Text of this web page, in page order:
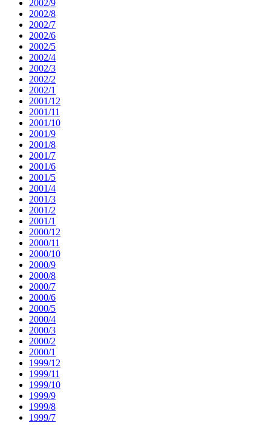
2002/9
2002/8
2002/7
2002/6
2002/5
2002/4
2002/3
2002/2
2002/1
2001/12
2001/11
2001/10
2001/9
2001/8
2001/7
2001/6
2001/5
2001/4
2001/3
2001/2
2001/1
2000/12
2000/11
2000/10
2000/9
2000/8
2000/7
2000/6
2000/5
2000/4
2000/3
2000/2
2000/1
1999/12
1999/11
1999/10
1999/9
1999/8
1999/7